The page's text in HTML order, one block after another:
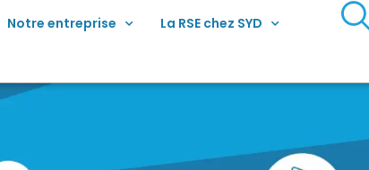
Notre entreprise
La RSE chez SYD